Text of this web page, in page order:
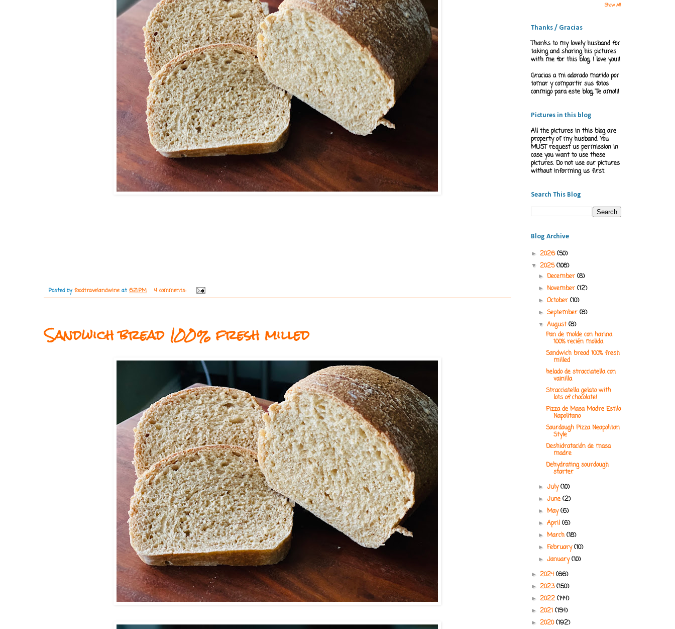
Posted by foodtravelandwine at 6:21 PM 4 comments:
Sandwich bread 100% fresh milled
Show All
Thanks / Gracias
Thanks to my lovely husband for
taking and sharing his pictures
with me for this blog. I love you!!
Gracias a mi adorado marido por
tomar y compartir sus fotos
conmigo para este blog. Te amo!!!
Pictures in this blog
All the pictures in this blog are
property of my husband. You
MUST request us permission in
case you want to use these
pictures. Do not use our pictures
without informing us first.
Search This Blog
Blog Archive
► 2026(50)
▼ 2025(108)
► December(8)
►November(12)
►October(10)
►September(8)
▼August(8)
Pan de molde con harina
100% recién molida
Sandwich bread 100% fresh
milled
helado de stracciatella con
vainilla
Stracciatella gelato with
lots of chocolate!
Pizza de Masa Madre Estilo
Napolitano
Sourdough Pizza Neapolitan
Style
Deshidratación de masa
madre
Dehydrating sourdough
starter
►July(10)
►June(2)
►May(6)
►April(6)
►March(18)
►February(10)
►January(10)
► 2024 (66)
► 2023(150)
► 2022 (144)
► 2021 (154)
► 2020(192)